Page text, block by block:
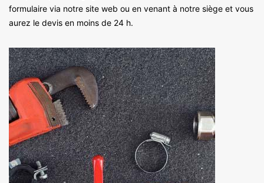
formulaire via notre site web ou en venant à notre siège et vous
aurez le devis en moins de 24 h.